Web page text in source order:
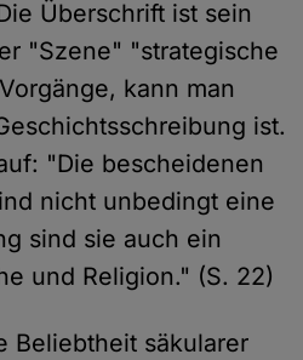
Überschrift ist sein
"Szene" "strategische
kann man
ist.
"Die bescheidenen
nicht unbedingt eine
sind sie auch ein
und Religion." (S. 22)
Beliebtheit säkularer